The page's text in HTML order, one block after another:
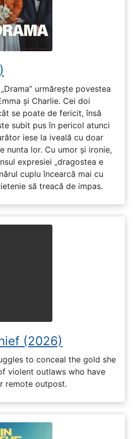
urmărește povestea
și Charlie. Cei doi
se poate de fericit, însă
subit pus în pericol atunci
iese la iveală cu doar
nunta lor. Cu umor și ironie,
expresiei „dragostea e
cuplu încearcă mai cu
să treacă de impas.
(2026)
to conceal the gold she
violent outlaws who have
remote outpost.